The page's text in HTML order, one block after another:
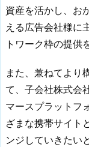
資産を活かし、お
える広告会社様に
トワーク枠の提供
また、兼ねてより
て、子会社株式会
マースプラットフ
ざまな携帯サイト
ンジしていきたい